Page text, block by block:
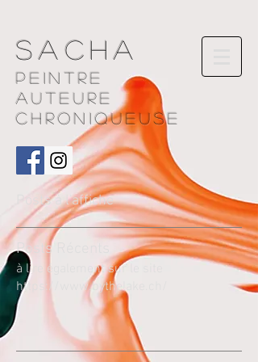
Sacha
Peintre
AUTEURE
chroniqueuse
Posts à l'affiche
Pos ts Récents
à lire également sur le site
https://www.bythelake.ch/